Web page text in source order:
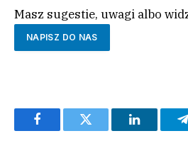
Masz sugestie, uwagi albo
NAPISZ DO NAS
FacebookTwitter LinkedIn